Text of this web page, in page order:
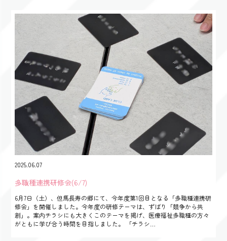
2025.06.07
多職種連携研修会(6/7)
6月7日（土）、但馬長寿の郷にて、今年度第1回目となる「多職種連携研
修会」を開催しました。今年度の研修テーマは、ずばり「競争から共
創」。案内チラシにも大きくこのテーマを掲げ、医療福祉多職種の方々
がともに学び合う時間を目指しました。 「チラシ…